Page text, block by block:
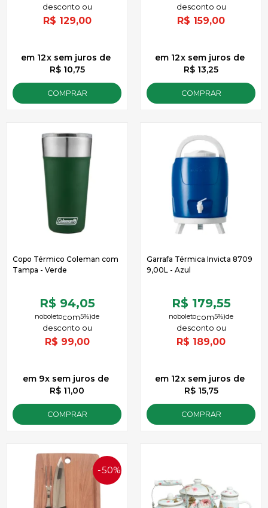
R$ 129,00
12x
de
R$ 10,75
sem juros
COMPRAR
R$ 159,00
12x
de
R$ 13,25
sem juros
COMPRAR
Copo Térmico Coleman com
Tampa - Verde
R$ 94,05
de
5%)
noboleto
R$ 99,00
9x
de
R$ 11,00
sem juros
COMPRAR
Garrafa Térmica Invicta 8709
9,00L - Azul
R$ 179,55
de
5%)
noboleto
R$ 189,00
12x
de
R$ 15,75
sem juros
COMPRAR
50%